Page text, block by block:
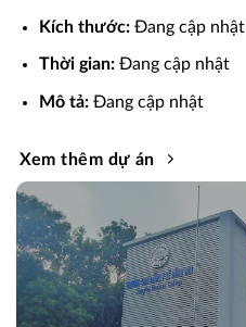
Kích thước:Đang cập nhật
Thời gian:Đang cập nhật
Mô tả:Đang cập nhật
Xem thêm dự án